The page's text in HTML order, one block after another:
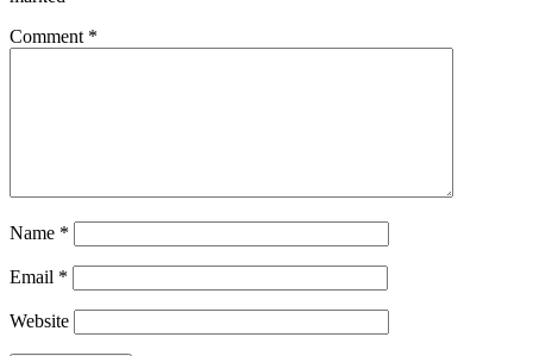
Comment *
Name *
Email *
Website